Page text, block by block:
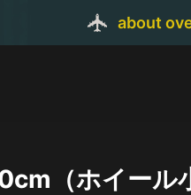
about
（ホイール